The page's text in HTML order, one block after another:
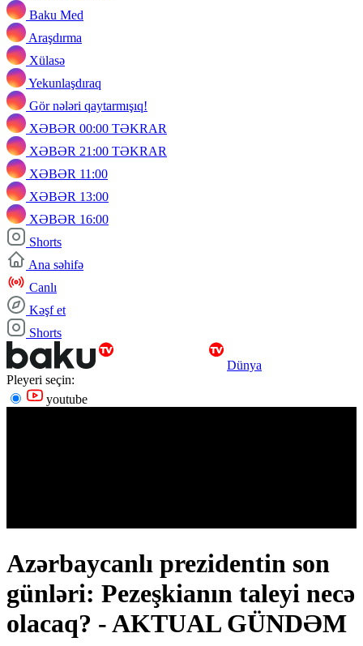
Baku Med
Araşdırma
Xülasə
Yekunlaşdıraq
Gör nələri qaytarmışıq!
XƏBƏR 00:00 TƏKRAR
XƏBƏR 21:00 TƏKRAR
XƏBƏR 11:00
XƏBƏR 13:00
XƏBƏR 16:00
Shorts
Ana səhifə
Canlı
Kəşf et
Shorts
Dünya
Pleyeri seçin:
youtube
Azərbaycanlı prezidentin son
günləri: Pezeşkianın taleyi necə
olacaq? - AKTUAL GÜNDƏM